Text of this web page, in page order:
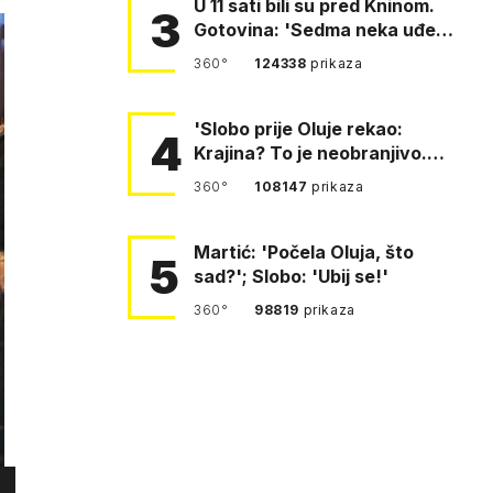
3
U 11 sati bili su pred Kninom.
Gotovina: 'Sedma neka uđe,
4. gardijska neka g…
360° 124338prikaza
4
'Slobo prije Oluje rekao:
Krajina? To je neobranjivo.
Tuđmana zvao Krivousti'
360° 108147prikaza
5
Martić: 'Počela Oluja, što
sad?'; Slobo: 'Ubij se!'
360° 98819 prikaza